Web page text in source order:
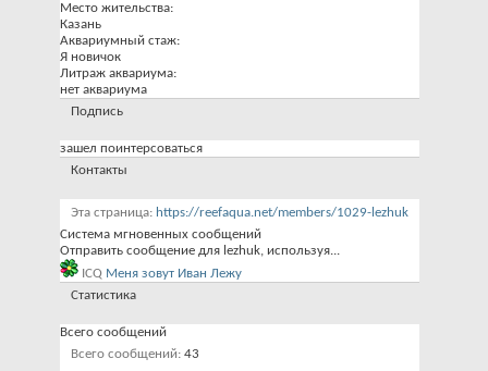
Место жительства:
Казань
Аквариумный стаж:
Я новичок
Литраж аквариума:
нет аквариума
Подпись
зашел поинтерсоваться
Контакты
Эта страница
https://reefaqua.net/members/1029-lezhuk
Система мгновенных сообщений
Отправить сообщение для lezhuk, используя...
ICQ Меня зовут Иван Лежу
Статистика
Всего сообщений
Всего сообщений 43